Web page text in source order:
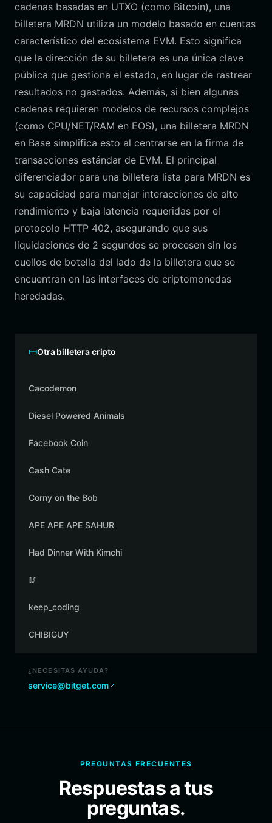
cadenas basadas en UTXO (como Bitcoin), una
billetera MRDN utiliza un modelo basado en cuentas
característico del ecosistema EVM. Esto significa
que la dirección de su billetera es una única clave
pública que gestiona el estado, en lugar de rastrear
resultados no gastados. Además, si bien algunas
cadenas requieren modelos de recursos complejos
(como CPU/NET/RAM en EOS), una billetera MRDN
en Base simplifica esto al centrarse en la firma de
transacciones estándar de EVM. El principal
diferenciador para una billetera lista para MRDN es
su capacidad para manejar interacciones de alto
rendimiento y baja latencia requeridas por el
protocolo HTTP 402, asegurando que sus
liquidaciones de 2 segundos se procesen sin los
cuellos de botella del lado de la billetera que se
encuentran en las interfaces de criptomonedas
heredadas.
Otra billetera cripto
Cacodemon
Diesel Powered Animals
Facebook Coin
Cash Cate
Corny on the Bob
APE APE APE SAHUR
Had Dinner With Kimchi
🥢
keep_coding
CHIBIGUY
¿NECESITAS AYUDA?
service@bitget.com
PREGUNTAS FRECUENTES
Respuestas a tus
preguntas.